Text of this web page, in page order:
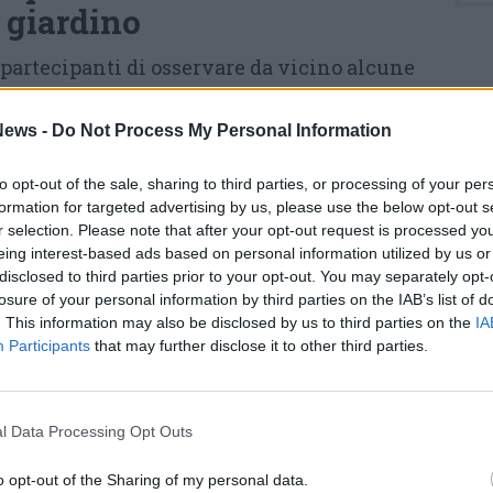
- Do Not Process My Personal Information
opt-out of the sale, sharing to third parties, or processing of your
for targeted advertising by us, please use the below opt-out
selection. Please note that after your opt-out request is processed
interest-based ads based on personal information utilized by us
to third parties prior to your opt-out. You may separately
of your personal information by third parties on the IAB’s list of
This information may also be disclosed by us to third parties on the
Participants that may further disclose it to other third parties.
Data Processing Opt Outs
opt-out of the Sharing of my personal data.
di osservare da vicino alcune
botaniche presenti nel parco di Villa
ogni giorno si occupa della loro cura e
del percorso ci saranno gli agrumi
presenti nella villa già dal Seicento e
terracotta realizzati da maestri vasai
proseguirà poi verso la grande quercia
e verso un raro esemplare di acero
particolarmente imponenti. Spazio anche
l’arte topiaria e alle piante del
naturale di fitodepurazione che
delle statue e delle fontane del giardino.